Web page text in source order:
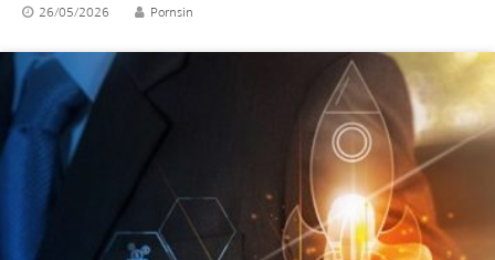
26/05/2026 Pornsin